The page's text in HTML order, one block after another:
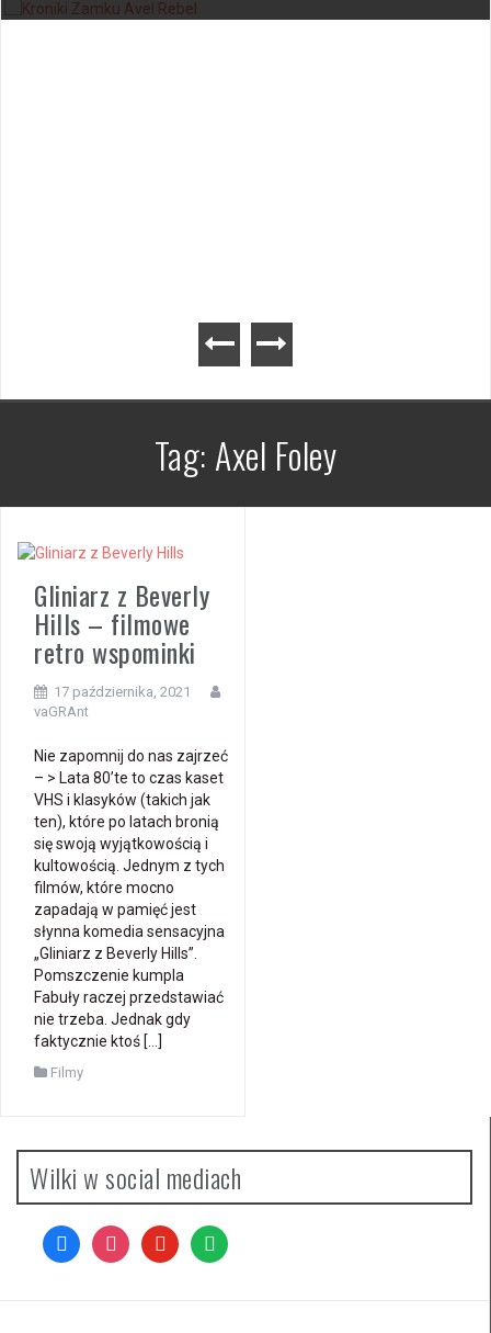
Tag: Axel Foley
Gliniarz z Beverly
Hills – filmowe
retro wspominki
17 października, 2021
vaGRAnt
Nie zapomnij do nas zajrzeć
– > Lata 80’te to czas kaset
VHS i klasyków (takich jak
ten), które po latach bronią
się swoją wyjątkowością i
kultowością. Jednym z tych
filmów, które mocno
zapadają w pamięć jest
słynna komedia sensacyjna
„Gliniarz z Beverly Hills”.
Pomszczenie kumpla
Fabuły raczej przedstawiać
nie trzeba. Jednak gdy
faktycznie ktoś […]
Filmy
Wilki w social mediach
facebookinstagramyoutubespotify